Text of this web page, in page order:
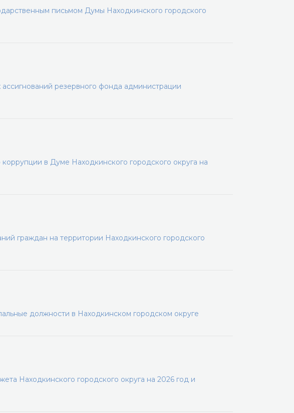
письмом Думы Находкинского городского
резервного фонда администрации
в Думе Находкинского городского округа на
граждан на территории Находкинского городского
должности в Находкинском городском округе
Находкинского городского округа на 2026 год и